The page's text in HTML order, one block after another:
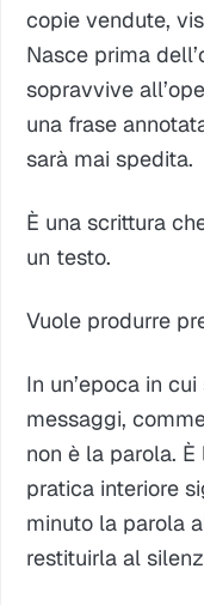
copie vendute,
Nasce prima
sopravvive
una frase
sarà mai spedita.
È una scrittura
un testo.
Vuole produrre
In un’epoca in
messaggi,
non è la parola.
pratica interiore
minuto la parola
restituirla al